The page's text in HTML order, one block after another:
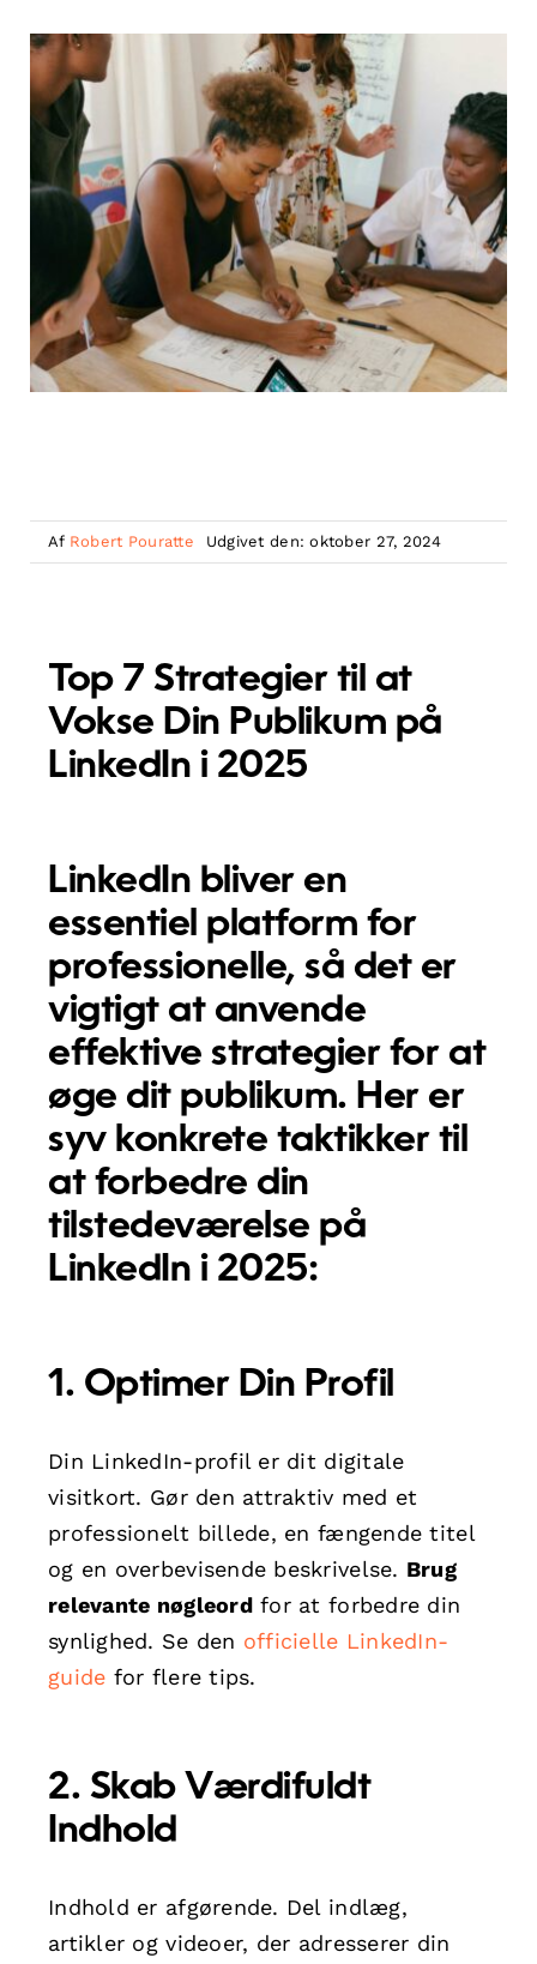
Af Robert Pouratte Udgivet den: oktober 27, 2024
Top 7 Strategier til at
Vokse Din Publikum på
LinkedIn i 2025
LinkedIn bliver en
essentiel platform for
professionelle, så det er
vigtigt at anvende
effektive strategier for at
øge dit publikum. Her er
syv konkrete taktikker til
at forbedre din
tilstedeværelse på
LinkedIn i 2025:
1. Optimer Din Profil
Din LinkedIn-profil er dit digitale
visitkort. Gør den attraktiv med et
professionelt billede, en fængende titel
og en overbevisende beskrivelse. Brug
relevante nøgleordfor at forbedre din
synlighed. Se den officielle LinkedIn-
guide for flere tips.
2. Skab Værdifuldt
Indhold
Indhold er afgørende. Del indlæg,
artikler og videoer, der adresserer din